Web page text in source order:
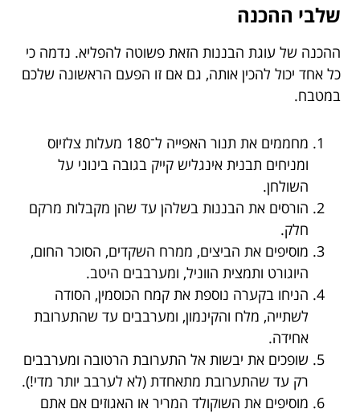
שלבי ההכנה
ההכנה של עוגת הבננות הזאת פשוטה להפליא. נדמה כי
כל אחד יכול להכין אותה, גם אם זו הפעם הראשונה שלכם
במטבח.
מחממים את תנור האפייה ל־180 מעלות צלזיוס
ומניחים תבנית אינגליש קייק בגובה בינוני על
השולחן.
הורסים את הבננות בשלהן עד שהן מקבלות מרקם
חלק.
מוסיפים את הביצים, ממרח השקדים, הסוכר החום,
היוגורט ותמצית הווניל, ומערבבים היטב.
הניחו בקערה נוספת את קמח הכוסמין, הסודה
לשתייה, מלח והקינמון, ומערבבים עד שהתערובת
אחידה.
שופכים את יבשות אל התערובת הרטובה ומערבבים
רק עד שהתערובת מתאחדת (לא לערבב יותר מדי!).
מוסיפים את השוקולד המריר או האגוזים אם אתם